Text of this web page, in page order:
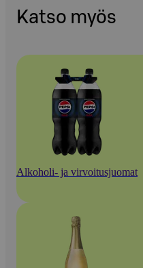
Katso myös
Alkoholi- ja virvoitusjuomat